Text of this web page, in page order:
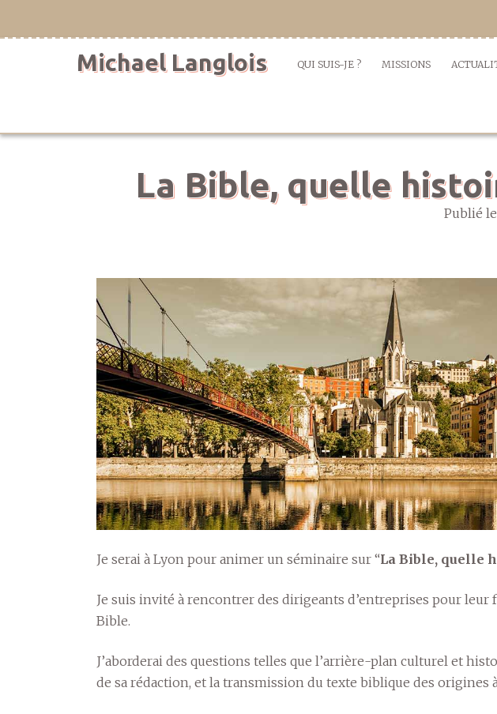
Michael Langlois QUI SUIS-JE ? MISSIONS
La Bible, quelle
Publié le
Je serai à Lyon pour animer un séminaire sur “La Bible, quelle
Je suis invité à rencontrer des dirigeants d’entreprises pour leur
Bible.
J’aborderai des questions telles que l’arrière-plan culturel et
de sa rédaction, et la transmission du texte biblique des origines